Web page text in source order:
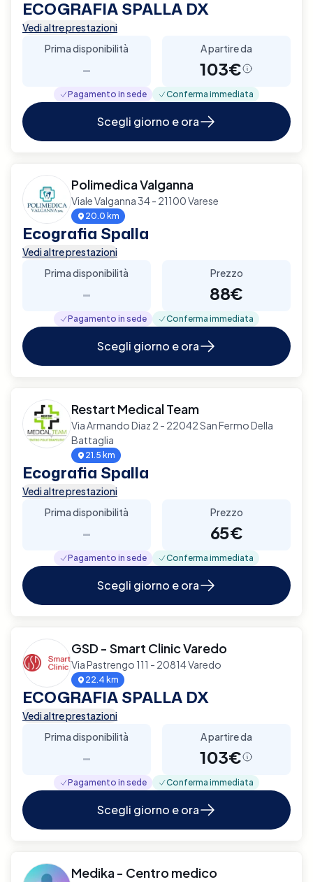
ECOGRAFIA SPALLA DX
Vedi altre prestazioni
Prima disponibilità
-
A partire da
103€
Pagamento in sede Conferma immediata
Scegli giorno e ora
Polimedica Valganna
Viale Valganna 34 - 21100 Varese
20.0 km
Ecografia Spalla
Vedi altre prestazioni
Prima disponibilità
-
Prezzo
88€
Pagamento in sede Conferma immediata
Scegli giorno e ora
Restart Medical Team
Via Armando Diaz 2 - 22042 San Fermo Della
Battaglia
21.5 km
Ecografia Spalla
Vedi altre prestazioni
Prima disponibilità
-
Prezzo
65€
Pagamento in sede Conferma immediata
Scegli giorno e ora
GSD - Smart Clinic Varedo
Via Pastrengo 111 - 20814 Varedo
22.4 km
ECOGRAFIA SPALLA DX
Vedi altre prestazioni
Prima disponibilità
-
A partire da
103€
Pagamento in sede Conferma immediata
Scegli giorno e ora
Medika - Centro medico